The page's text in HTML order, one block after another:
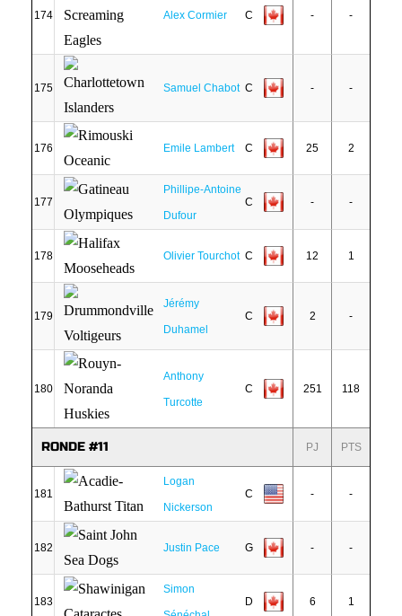
174 Alex Cormier C - -
175 Samuel Chabot C - -
176 Emile Lambert C 25 2
177
Phillipe-Antoine
Dufour
C - -
178 Olivier Tourchot C 12 1
179
Jérémy
Duhamel
C 2 -
180
Anthony
Turcotte
C 251 118
RONDE #11 PJ PTS
181
Logan
Nickerson
C - -
182 Justin Pace G - -
183
Simon
D 6 1